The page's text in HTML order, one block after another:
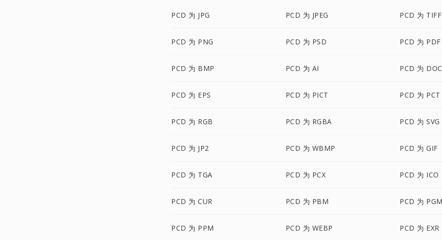
PCD 为 JPG PCD 为 JPEG PCD 为 TIFF
PCD 为 PNG PCD 为 PSD PCD 为 PDF
PCD 为 BMP PCD 为 AI PCD 为
PCD 为 EPS PCD 为 PICT PCD 为 PCT
PCD 为 RGB PCD 为 RGBA PCD 为 SVG
PCD 为 JP2 PCD 为 WBMP PCD 为 GIF
PCD 为 TGA PCD 为 PCX PCD 为 ICO
PCD 为 CUR PCD 为 PBM PCD 为
PCD 为 PPM PCD 为 WEBP PCD 为 EXR